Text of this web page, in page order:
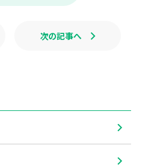
次の記事へ